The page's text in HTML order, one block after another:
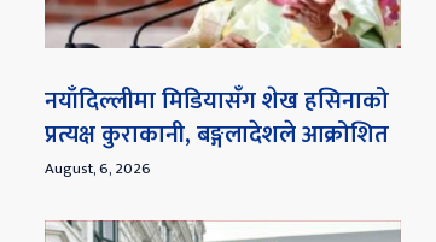
नयाँदिल्लीमा मिडियासँग शेख हसिनाको
प्रत्यक्ष कुराकानी, बङ्गलादेशले आक्रोशित
August, 6, 2026